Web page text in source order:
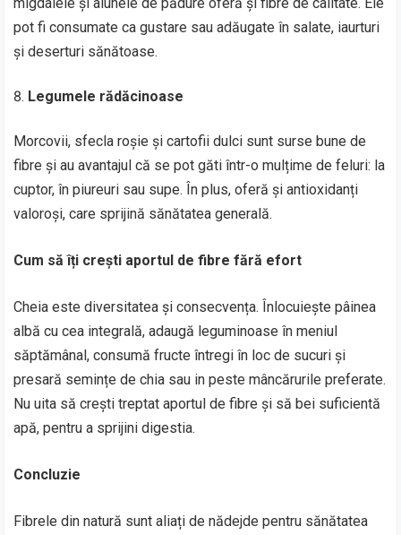
pot fi consumate ca gustare sau adăugate în salate, iaurturi
și deserturi sănătoase.
Legumele rădăcinoase
Morcovii, sfecla roșie și cartofii dulci sunt surse bune de
fibre și au avantajul că se pot găti într-o mulțime de feluri: la
cuptor, în piureuri sau supe. În plus, oferă și antioxidanți
valoroși, care sprijină sănătatea generală.
Cum să îți crești aportul de fibre fără efort
Cheia este diversitatea și consecvența. Înlocuiește pâinea
albă cu cea integrală, adaugă leguminoase în meniul
săptămânal, consumă fructe întregi în loc de sucuri și
presară semințe de chia sau in peste mâncărurile preferate.
Nu uita să crești treptat aportul de fibre și să bei suficientă
apă, pentru a sprijini digestia.
Concluzie
Fibrele din natură sunt aliați de nădejde pentru sănătatea